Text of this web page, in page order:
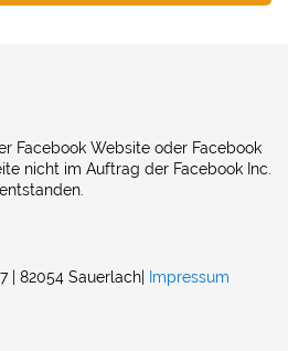
Facebook Website oder Facebook
nicht im Auftrag der Facebook Inc.
entstanden.
| 82054 Sauerlach|
Impressum